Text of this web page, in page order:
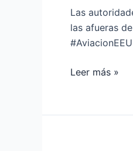
Las
las afueras
haya
supervivientes
del
aéreo
Leer más »